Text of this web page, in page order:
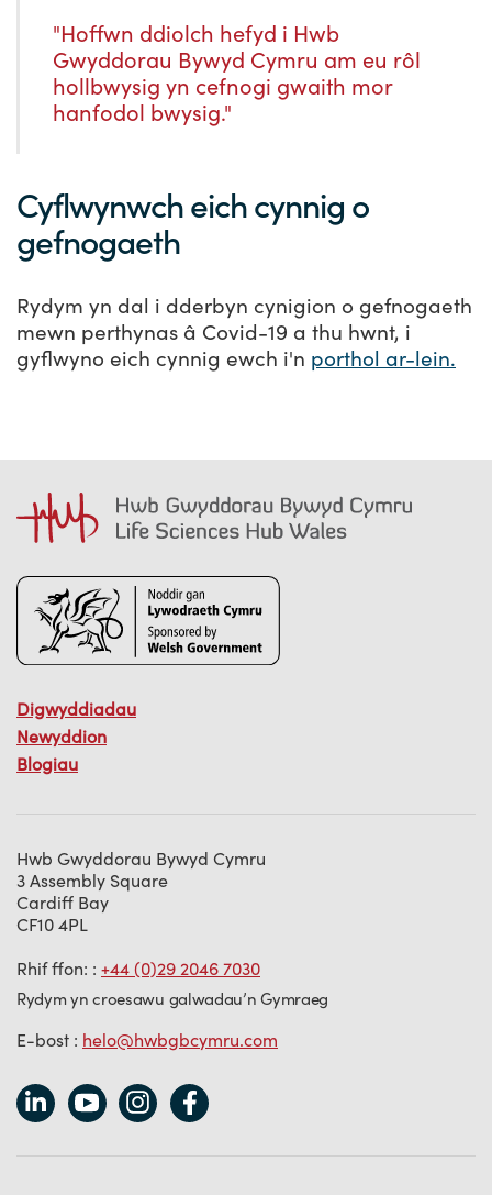
"Hoffwn ddiolch hefyd i Hwb
Gwyddorau Bywyd Cymru am eu rôl
hollbwysig yn cefnogi gwaith mor
hanfodol bwysig."
Cyflwynwch eich cynnig o
gefnogaeth
Rydym yn dal i dderbyn cynigion o gefnogaeth
mewn perthynas â Covid-19 a thu hwnt, i
gyflwyno eich cynnig ewch i'n porthol ar-lein.
Digwyddiadau
Newyddion
Blogiau
Hwb Gwyddorau Bywyd Cymru
3 Assembly Square
Cardiff Bay
CF10 4PL
Rhif ffon: : +44 (0)29 2046 7030
Rydym yn croesawu galwadau’n Gymraeg
E-bost : helo@hwbgbcymru.com